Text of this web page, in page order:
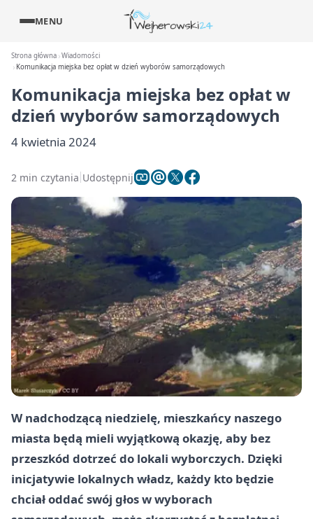
MENU
Strona główna Wiadomości
Komunikacja miejska bez opłat w dzień wyborów samorządowych
Komunikacja miejska bez opłat w
dzień wyborów samorządowych
4 kwietnia 2024
2 min czytania Udostępnij
W nadchodzącą niedzielę, mieszkańcy naszego
miasta będą mieli wyjątkową okazję, aby bez
przeszkód dotrzeć do lokali wyborczych. Dzięki
inicjatywie lokalnych władz, każdy kto będzie
chciał oddać swój głos w wyborach